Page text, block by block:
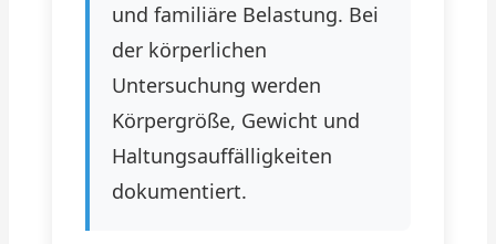
und familiäre Belastung. Bei
der körperlichen
Untersuchung werden
Körpergröße, Gewicht und
Haltungsauffälligkeiten
dokumentiert.